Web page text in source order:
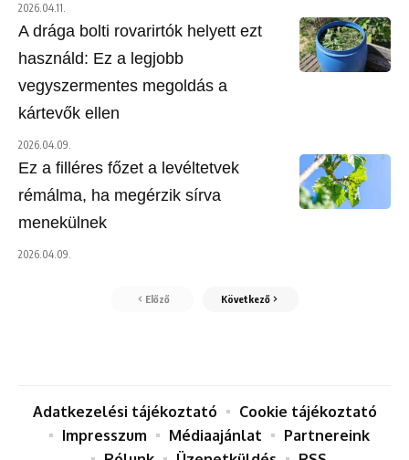
2026.04.11.
A drága bolti rovarirtók helyett ezt
használd: Ez a legjobb
vegyszermentes megoldás a
kártevők ellen
2026.04.09.
Ez a filléres főzet a levéltetvek
rémálma, ha megérzik sírva
menekülnek
2026.04.09.
Előző Következő
Adatkezelési tájékoztató
Cookie tájékoztató
Impresszum
Médiaajánlat
Partnereink